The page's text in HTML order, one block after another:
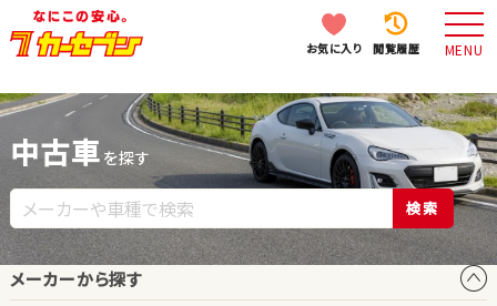
お気に入り 閲覧履歴 MENU
中古車 を探す
検索
メーカーから探す